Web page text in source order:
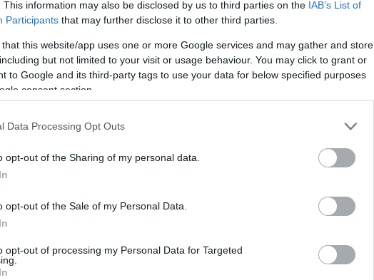
This information may also be disclosed by us to third parties on the IAB’s List of
Participants that may further disclose it to other third parties.
that this website/app uses one or more Google services and may gather and store
but not limited to your visit or usage behaviour. You may click to grant or
to Google and its third-party tags to use your data for below specified purposes
consent section.
Data Processing Opt Outs
opt-out of the Sharing of my personal data.
opt-out of the Sale of my Personal Data.
opt-out of processing my Personal Data for Targeted
szereplést!
jutott, négybe jutott a FERENCVÁROS!
mindenségit!
Válasz erre